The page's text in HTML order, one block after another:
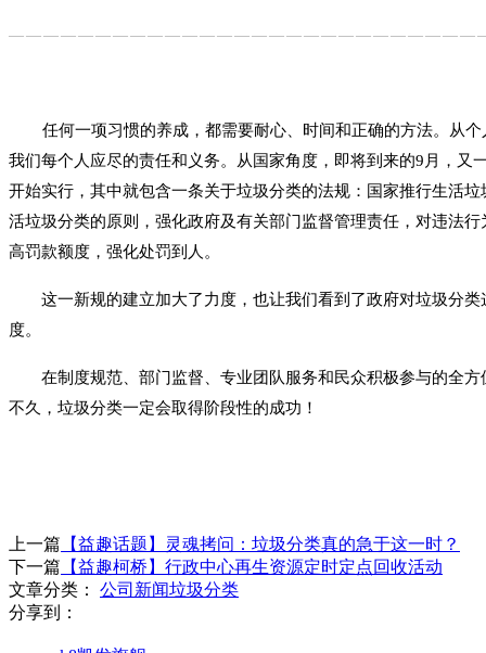
任何一项习惯的养成，都需要耐心、时间和正确的方法。从个
我们每个人应尽的责任和义务。从国家角度，即将到来的9月，又
开始实行，其中就包含一条关于垃圾分类的法规：国家推行生活
活垃圾分类的原则，强化政府及有关部门监督管理责任，对违法
高罚款额度，强化处罚到人。
这一新规的建立加大了力度，也让我们看到了政府对垃圾分类
度。
在制度规范、部门监督、专业团队服务和民众积极参与的全方
不久，垃圾分类一定会取得阶段性的成功！
上一篇 【益趣话题】灵魂拷问：垃圾分类真的急于这一时？
下一篇 【益趣柯桥】行政中心再生资源定时定点回收活动
文章分类：
公司新闻垃圾分类
分享到：